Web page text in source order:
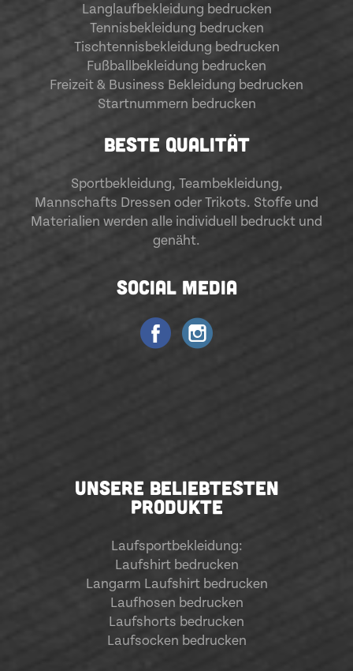
Langlaufbekleidung bedrucken
Tennisbekleidung bedrucken
Tischtennisbekleidung bedrucken
Fußballbekleidung bedrucken
Freizeit & Business Bekleidung bedrucken
Startnummern bedrucken
BESTE QUALITÄT
Sportbekleidung, Teambekleidung,
Mannschafts Dressen oder Trikots. Stoffe und
Materialien werden alle individuell bedruckt und
genäht.
SOCIAL MEDIA
UNSERE BELIEBTESTEN
PRODUKTE
Laufsportbekleidung:
Laufshirt bedrucken
Langarm Laufshirt bedrucken
Laufhosen bedrucken
Laufshorts bedrucken
Laufsocken bedrucken